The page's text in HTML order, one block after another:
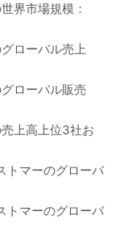
界市場規模：
ローバル売上
ローバル販売
上高上位3社お
トマーのグローバ
トマーのグローバ